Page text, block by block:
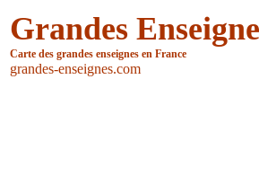
Grandes
Carte des grandes enseignes en France
grandes-enseignes.com